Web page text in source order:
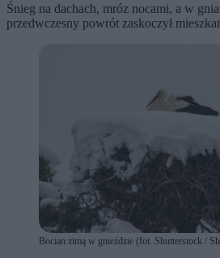
Śnieg na dachach, mróz nocami, a w
przedwczesny powrót zaskoczył
Bocian zimą w gnieździe (fot. Shutterstock /